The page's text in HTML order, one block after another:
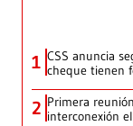
1 CSS anuncia
cheque tienen
2 Primera
interconexión